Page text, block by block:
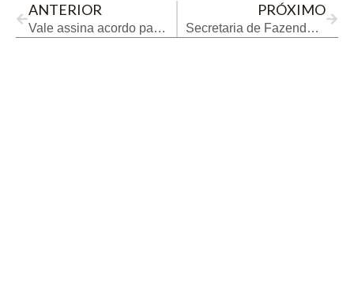
ANTERIOR
Vale assina acordo para desenvolver planta de hidrogênio verde no Brasil
PRÓXIMO
Secretaria de Fazenda inicia Operação Purus em postos de combustíveis